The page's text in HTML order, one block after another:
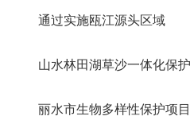
通过实施瓯江源头区域
山水林田湖草沙一体化保护
丽水市生物多样性保护项目